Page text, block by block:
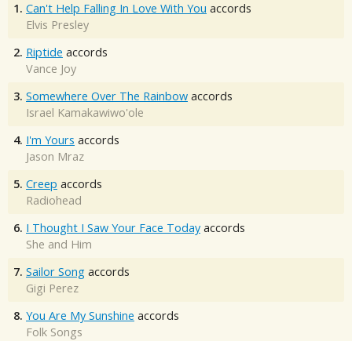
1. Can't Help Falling In Love With You accords
Elvis Presley
2. Riptide accords
Vance Joy
3. Somewhere Over The Rainbow accords
Israel Kamakawiwo'ole
4. I'm Yours accords
Jason Mraz
5. Creep accords
Radiohead
6. I Thought I Saw Your Face Today accords
She and Him
7. Sailor Song accords
Gigi Perez
8. You Are My Sunshine accords
Folk Songs